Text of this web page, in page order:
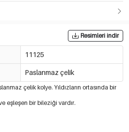
Resimleri indir
11125
Paslanmaz çelik
çelik kolye. Yıldızların ortasında bir
eşleşen bir bileziği vardır.